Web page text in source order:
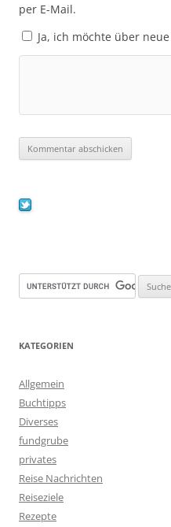
per E-Mail.
Ja, ich möchte über
KATEGORIEN
Allgemein
Buchtipps
Diverses
fundgrube
privates
Reise Nachrichten
Reiseziele
Rezepte